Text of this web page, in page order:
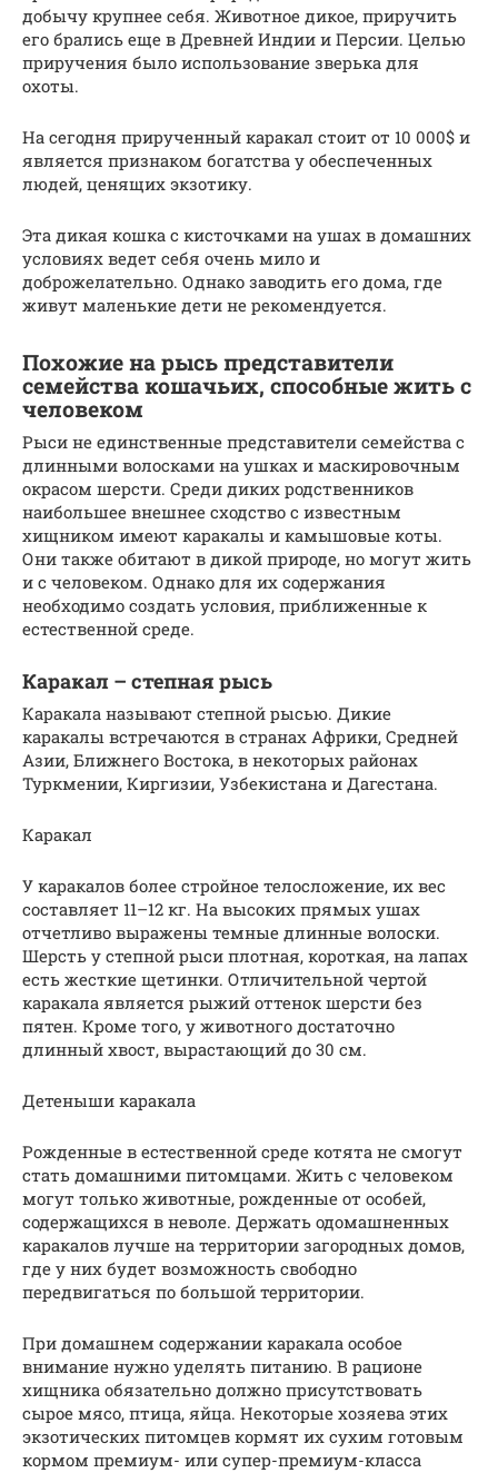
добычу крупнее себя. Животное дикое, приручить
его брались еще в Древней Индии и Персии. Целью
приручения было использование зверька для
охоты.
На сегодня прирученный каракал стоит от 10 000$ и
является признаком богатства у обеспеченных
людей, ценящих экзотику.
Эта дикая кошка с кисточками на ушах в домашних
условиях ведет себя очень мило и
доброжелательно. Однако заводить его дома, где
живут маленькие дети не рекомендуется.
Похожие на рысь представители
семейства кошачьих, способные жить с
человеком
Рыси не единственные представители семейства с
длинными волосками на ушках и маскировочным
окрасом шерсти. Среди диких родственников
наибольшее внешнее сходство с известным
хищником имеют каракалы и камышовые коты.
Они также обитают в дикой природе, но могут жить
и с человеком. Однако для их содержания
необходимо создать условия, приближенные к
естественной среде.
Каракал – степная рысь
Каракала называют степной рысью. Дикие
каракалы встречаются в странах Африки, Средней
Азии, Ближнего Востока, в некоторых районах
Туркмении, Киргизии, Узбекистана и Дагестана.
Каракал
У каракалов более стройное телосложение, их вес
составляет 11–12 кг. На высоких прямых ушах
отчетливо выражены темные длинные волоски.
Шерсть у степной рыси плотная, короткая, на лапах
есть жесткие щетинки. Отличительной чертой
каракала является рыжий оттенок шерсти без
пятен. Кроме того, у животного достаточно
длинный хвост, вырастающий до 30 см.
Детеныши каракала
Рожденные в естественной среде котята не смогут
стать домашними питомцами. Жить с человеком
могут только животные, рожденные от особей,
содержащихся в неволе. Держать одомашненных
каракалов лучше на территории загородных домов,
где у них будет возможность свободно
передвигаться по большой территории.
При домашнем содержании каракала особое
внимание нужно уделять питанию. В рационе
хищника обязательно должно присутствовать
сырое мясо, птица, яйца. Некоторые хозяева этих
экзотических питомцев кормят их сухим готовым
кормом премиум- или супер-премиум-класса